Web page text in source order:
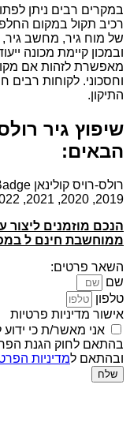
במקרים רבים ניתן
רכיב תקול במקום
ובמכון קיימת מכונה
מאפשרת לזהות אם
וחסכוני. לקוחות רבים
התיקון.
שיפוץ גיר
הבאים:
2019, 2020, 2021, 2022, 2023, 2024, 2025, 2026
הנכם מוזמנים
ממוחשבת חינם ל
השאר פרטים:
שם
טלפון
אישור מדיניות פרטיות
אני מאשר/ת כי ידוע
ובהתאם למדיניות
שלח